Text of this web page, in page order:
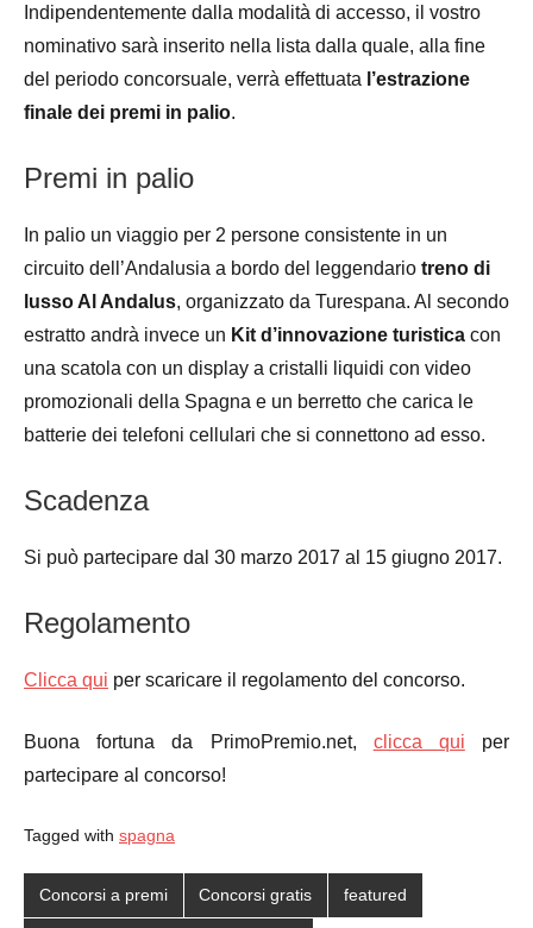
Indipendentemente dalla modalità di accesso, il vostro
nominativo sarà inserito nella lista dalla quale, alla fine
del periodo concorsuale, verrà effettuata l’estrazione
finale dei premi in palio.
Premi in palio
In palio un viaggio per 2 persone consistente in un
circuito dell’Andalusia a bordo del leggendario treno di
lusso Al Andalus, organizzato da Turespana. Al secondo
estratto andrà invece un Kit d’innovazione turistica con
una scatola con un display a cristalli liquidi con video
promozionali della Spagna e un berretto che carica le
batterie dei telefoni cellulari che si connettono ad esso.
Scadenza
Si può partecipare dal 30 marzo 2017 al 15 giugno 2017.
Regolamento
Clicca qui per scaricare il regolamento del concorso.
Buona fortuna da PrimoPremio.net, clicca qui per
partecipare al concorso!
Tagged with spagna
Concorsi a premi Concorsi gratis featured